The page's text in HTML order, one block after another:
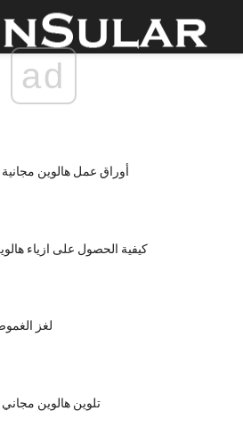
ad
أوراق عمل هالوين مجانية
كيفية الحصول على ازياء
لغز
تلوين هالوين مجاني